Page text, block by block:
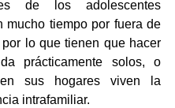
de los adolescentes
mucho tiempo por fuera de
por lo que tienen que hacer
prácticamente solos, o
sus hogares viven la
intrafamiliar.